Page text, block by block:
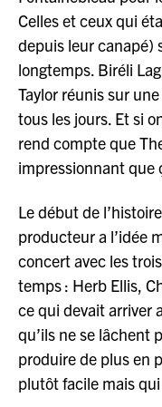
Celles et ceux qui
depuis leur canapé)
longtemps. Biréli
Taylor réunis sur
tous les jours. Et si
rend compte que
impressionnant
Le début de
producteur a l’idée
concert avec les
temps : Herb Ellis,
ce qui devait arriver
qu’ils ne se lâchent
produire de plus en
plutôt facile mais